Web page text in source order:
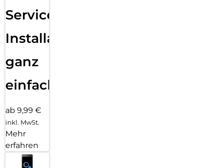
Services
Installation
ganz
einfach
ab 9,99 €
inkl. MwSt.
Mehr
erfahren